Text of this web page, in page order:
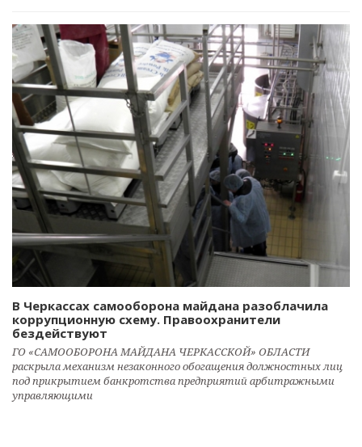
В Черкассах самооборона майдана разоблачила
коррупционную схему. Правоохранители
бездействуют
ГО «САМООБОРОНА МАЙДАНА ЧЕРКАССКОЙ» ОБЛАСТИ
раскрыла механизм незаконного обогащения должностных лиц
под прикрытием банкротства предприятий арбитражными
управляющими